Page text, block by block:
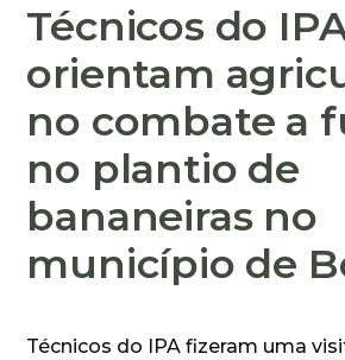
Técnicos do
orientam
no combate a
no plantio de
bananeiras no
município de
Técnicos do IPA fizeram uma